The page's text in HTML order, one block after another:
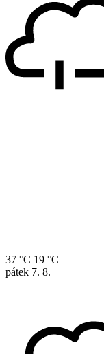
37 °C 19 °C
pátek 7. 8.